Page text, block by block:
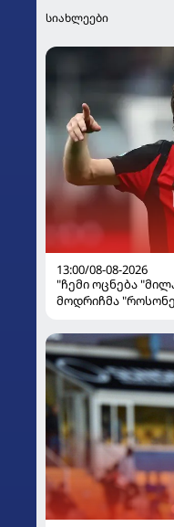
სიახლეები
13:00/08-08-2026
"ჩემი ოცნება
მოდრიჩმა